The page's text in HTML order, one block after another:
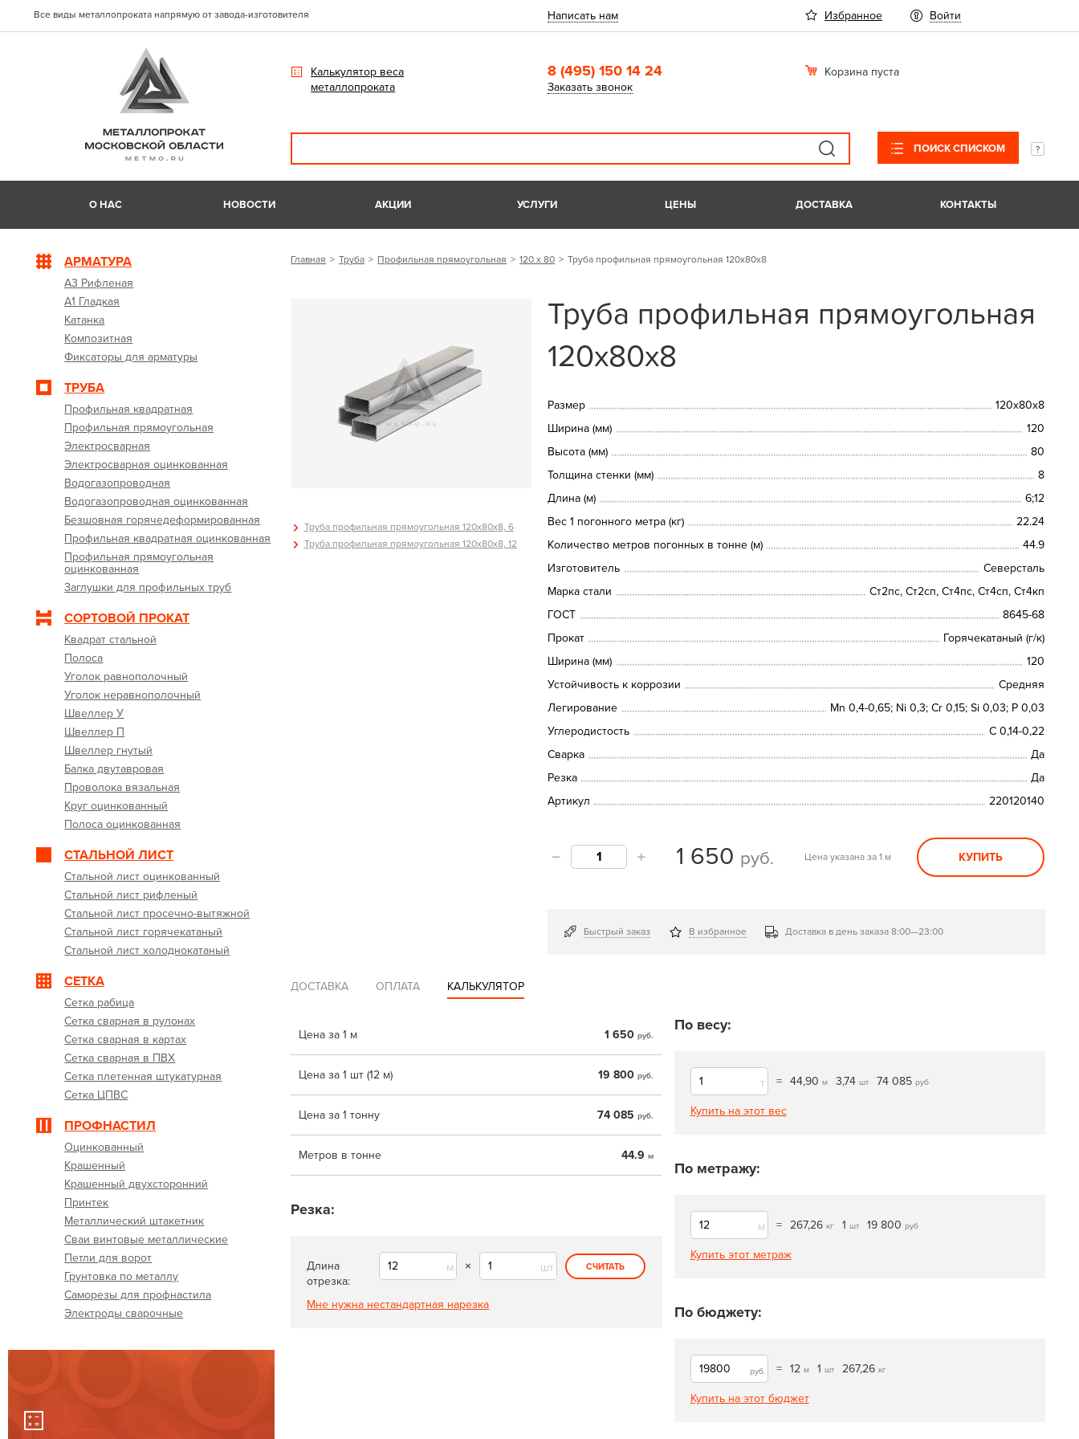
Все виды металлопроката напрямую от завода-изготовителя Написать нам Избранное Войти
Калькулятор веса
металлопроката
8 (495) 150 14 24
Заказать звонок
Корзина пуста
ПОИСК СПИСКОМ
О НАС НОВОСТИ АКЦИИ УСЛУГИ ЦЕНЫ ДОСТАВКА КОНТАКТЫ
АРМАТУРА
А3 Рифленая
А1 Гладкая
Катанка
Композитная
Фиксаторы для арматуры
ТРУБА
Профильная квадратная
Профильная прямоугольная
Электросварная
Электросварная оцинкованная
Водогазопроводная
Водогазопроводная оцинкованная
Безшовная горячедеформированная
Профильная квадратная оцинкованная
Профильная прямоугольная
оцинкованная
Заглушки для профильных труб
СОРТОВОЙ ПРОКАТ
Квадрат стальной
Полоса
Уголок равнополочный
Уголок неравнополочный
Швеллер У
Швеллер П
Швеллер гнутый
Балка двутавровая
Проволока вязальная
Круг оцинкованный
Полоса оцинкованная
СТАЛЬНОЙ ЛИСТ
Стальной лист оцинкованный
Стальной лист рифленый
Стальной лист просечно-вытяжной
Стальной лист горячекатаный
Стальной лист холоднокатаный
СЕТКА
Сетка рабица
Сетка сварная в рулонах
Сетка сварная в картах
Сетка сварная в ПВХ
Сетка плетенная штукатурная
Сетка ЦПВС
ПРОФНАСТИЛ
Оцинкованный
Крашенный
Крашенный двухсторонний
Принтек
Металлический штакетник
Сваи винтовые металлические
Петли для ворот
Грунтовка по металлу
Саморезы для профнастила
Электроды сварочные
Главная Труба Профильная прямоугольная 120 х 80 Труба профильная прямоугольная 120х80х8
Труба профильная прямоугольная 120х80х8, 6
Труба профильная прямоугольная 120х80х8, 12
Труба профильная прямоугольная
120х80х8
Размер
120х80х8
Ширина (мм)
120
Высота (мм)
80
Толщина стенки (мм)
8
Длина (м)
6;12
Вес 1 погонного метра (кг)
22.24
Количество метров погонных в тонне (м)
44.9
Изготовитель
Северсталь
Марка стали
Ст2пс, Ст2сп, Ст4пс, Ст4сп, Ст4кп
ГОСТ
8645-68
Прокат
Горячекатаный (г/к)
Ширина (мм)
120
Устойчивость к коррозии
Средняя
Легирование
Mn 0,4-0,65; Ni 0,3; Cr 0,15; Si 0,03; P 0,03
Углеродистость
С 0,14-0,22
Сварка
Да
Резка
Да
Артикул
220120140
1 650 руб. Цена указана за 1 м КУПИТЬ
Быстрый заказ В избранное Доставка в день заказа 8:00—23:00
ДОСТАВКА ОПЛАТА КАЛЬКУЛЯТОР
Цена за 1 м 1 650руб.
Цена за 1 шт (12 м) 19 800руб.
Цена за 1 тонну 74 085руб.
Метров в тонне 44.9м
Резка:
Длина
отрезка:
м × шт СЧИТАТЬ
Мне нужна нестандартная нарезка
По весу:
т = 44,90 м 3,74 шт 74 085 руб
Купить на этот вес
По метражу:
м = 267,26 кг 1 шт 19 800 руб
Купить этот метраж
По бюджету:
руб. = 12 м 1 шт 267,26 кг
Купить на этот бюджет